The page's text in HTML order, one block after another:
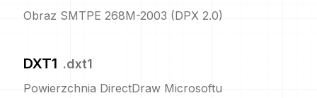
Obraz SMTPE 268M-2003 (DPX 2.0)
DXT1 .dxt1
Powierzchnia DirectDraw Microsoftu